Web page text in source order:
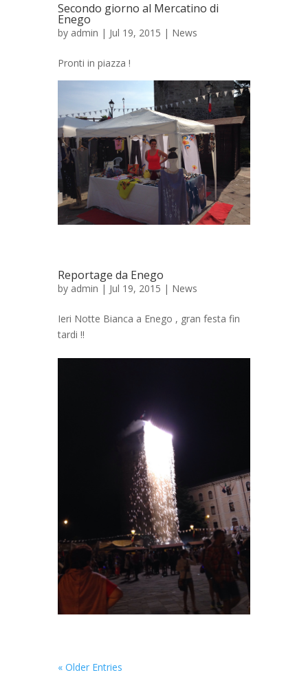
Secondo giorno al Mercatino di
Enego
by admin | Jul 19, 2015 | News
Pronti in piazza !
Reportage da Enego
by admin | Jul 19, 2015 | News
Ieri Notte Bianca a Enego , gran festa fin
tardi !!
« Older Entries